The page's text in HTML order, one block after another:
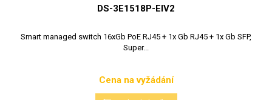
DS-3E1518P-EIV2
Smart managed switch 16xGb PoE RJ45 + 1x Gb RJ45 + 1x Gb SFP,
Super...
Cena
Cena na vyžádání